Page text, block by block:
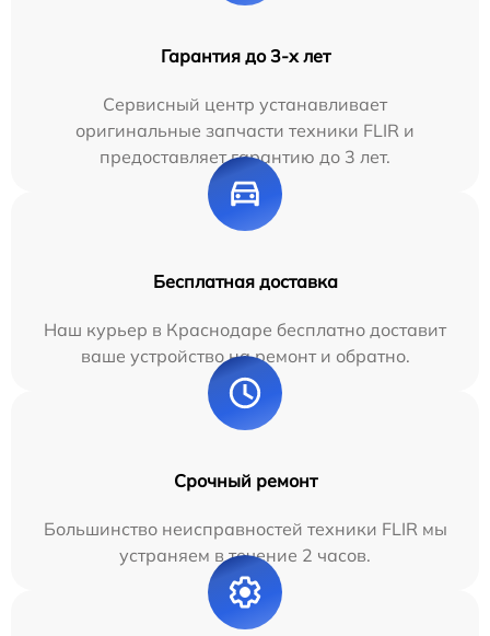
Гарантия до 3-х лет
Сервисный центр устанавливает
оригинальные запчасти техники FLIR и
предоставляет гарантию до 3 лет.
Бесплатная доставка
Наш курьер в Краснодаре бесплатно доставит
ваше устройство на ремонт и обратно.
Срочный ремонт
Большинство неисправностей техники FLIR мы
устраняем в течение 2 часов.